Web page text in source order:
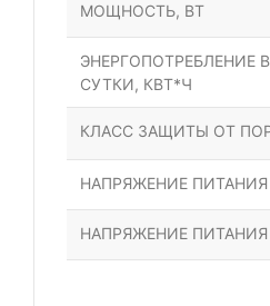
МОЩНОСТЬ, ВТ
ЭНЕРГОПОТРЕБЛЕНИЕ
СУТКИ, КВТ*Ч
КЛАСС ЗАЩИТЫ ОТ
НАПРЯЖЕНИЕ
НАПРЯЖЕНИЕ